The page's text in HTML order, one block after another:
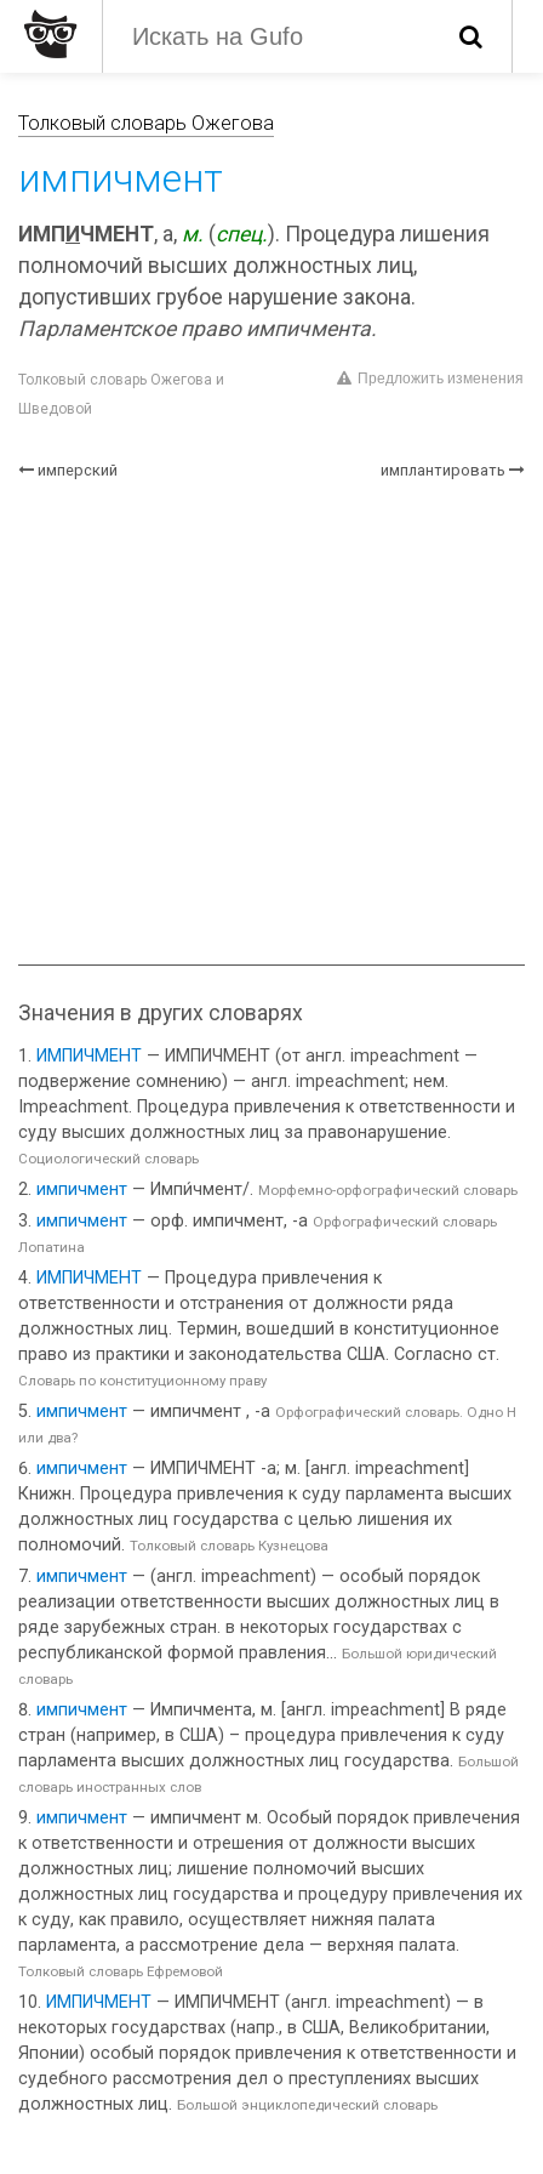
Толковый словарь Ожегова
импичмент
ИМП И ЧМЕНТ, а, м. (спец.). Процедура лишения
полномочий высших должностных лиц,
допустивших грубое нарушение закона.
Парламентское право импичмента.
Толковый словарь Ожегова и
Шведовой
Предложить изменения
имперский имплантировать
Значения в других словарях
ИМПИЧМЕНТ — ИМПИЧМЕНТ (от англ. impeachment —
подвержение сомнению) — англ. impeachment; нем.
Impeachment. Процедура привлечения к ответственности и
суду высших должностных лиц за правонарушение.
Социологический словарь
импичмент — Импи́чмент/. Морфемно-орфографический словарь
импичмент — орф. импичмент, -а Орфографический словарь
Лопатина
ИМПИЧМЕНТ — Процедура привлечения к
ответственности и отстранения от должности ряда
должностных лиц. Термин, вошедший в конституционное
право из практики и законодательства США. Согласно ст.
Словарь по конституционному праву
импичмент — импичмент , -а Орфографический словарь. Одно Н
или два?
импичмент — ИМПИЧМЕНТ -а; м. [англ. impeachment]
Книжн. Процедура привлечения к суду парламента высших
должностных лиц государства с целью лишения их
полномочий. Толковый словарь Кузнецова
импичмент — (англ. impeachment) — особый порядок
реализации ответственности высших должностных лиц в
ряде зарубежных стран. в некоторых государствах с
республиканской формой правления... Большой юридический
словарь
импичмент — Импичмента, м. [англ. impeachment] В ряде
стран (например, в США) – процедура привлечения к суду
парламента высших должностных лиц государства. Большой
словарь иностранных слов
импичмент — импичмент м. Особый порядок привлечения
к ответственности и отрешения от должности высших
должностных лиц; лишение полномочий высших
должностных лиц государства и процедуру привлечения их
к суду, как правило, осуществляет нижняя палата
парламента, а рассмотрение дела — верхняя палата.
Толковый словарь Ефремовой
ИМПИЧМЕНТ — ИМПИЧМЕНТ (англ. impeachment) — в
некоторых государствах (напр., в США, Великобритании,
Японии) особый порядок привлечения к ответственности и
судебного рассмотрения дел о преступлениях высших
должностных лиц. Большой энциклопедический словарь